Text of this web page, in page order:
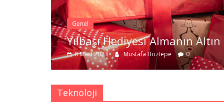
Yılbaşı Hediyesi Almanın Altın Kuralları
Mustafa Boztepe 0
Teknoloji